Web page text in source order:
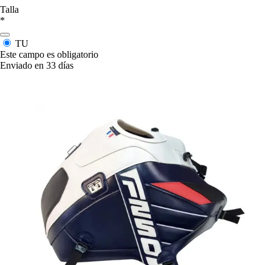
Talla
*
TU
Este campo es obligatorio
Enviado en 33 días